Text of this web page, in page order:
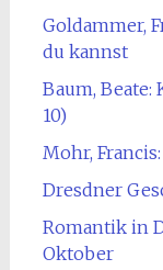
Goldammer,
du kannst
Baum,
10)
Mohr,
Dresdner
Romantik in
Oktober